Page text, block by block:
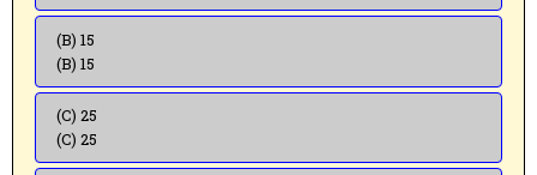
(B) 15
(B) 15
(C) 25
(C) 25